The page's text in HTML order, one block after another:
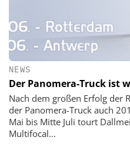
NEWS
Der Panomera-Truck ist
Nach dem großen Erfolg der
der Panomera-Truck auch
Mai bis Mitte Juli tourt
Multifocal...